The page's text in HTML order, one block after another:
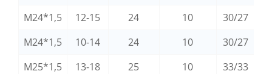
M24*1,5
12-15 24 10
30/27
M24*1,5
10-14 24 10
30/27
M25*1,5
13-18 25 10
33/33